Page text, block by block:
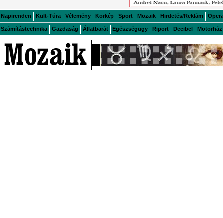
Napirenden Kult-Túra Vélemény Körkép Sport Mozaik Hirdetés/Reklám Opera
Számítástechnika Gazdaság Állatbarát Egészségügy Riport Decibel Motorház